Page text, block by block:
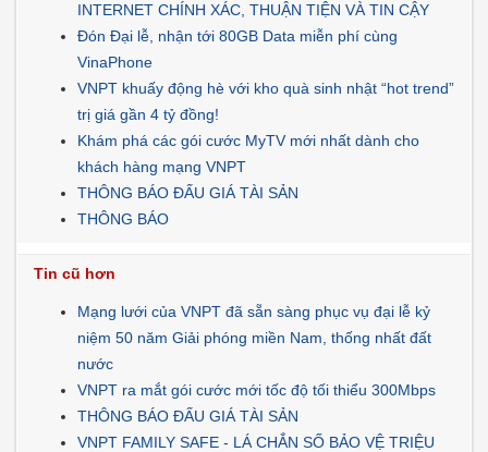
INTERNET CHÍNH XÁC, THUẬN TIỆN VÀ TIN CẬY
Đón Đại lễ, nhận tới 80GB Data miễn phí cùng
VinaPhone
VNPT khuấy động hè với kho quà sinh nhật “hot trend”
trị giá gần 4 tỷ đồng!
Khám phá các gói cước MyTV mới nhất dành cho
khách hàng mạng VNPT
THÔNG BÁO ĐẤU GIÁ TÀI SẢN
THÔNG BÁO
Tin cũ hơn
Mạng lưới của VNPT đã sẵn sàng phục vụ đại lễ kỷ
niệm 50 năm Giải phóng miền Nam, thống nhất đất
nước
VNPT ra mắt gói cước mới tốc độ tối thiểu 300Mbps
THÔNG BÁO ĐẤU GIÁ TÀI SẢN
VNPT FAMILY SAFE - LÁ CHẮN SỐ BẢO VỆ TRIỆU